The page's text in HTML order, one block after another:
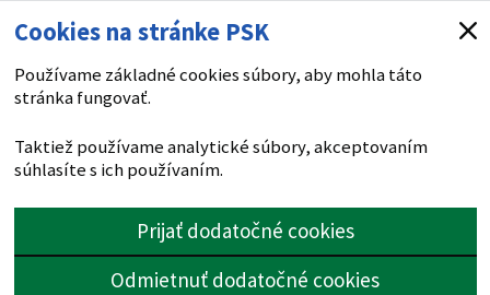
Cookies na stránke PSK
Používame základné cookies súbory, aby mohla táto
stránka fungovať.
Taktiež používame analytické súbory, akceptovaním
súhlasíte s ich používaním.
Prijať dodatočné cookies
Odmietnuť dodatočné cookies